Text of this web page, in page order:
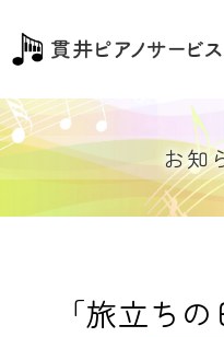
お知
「旅立ち